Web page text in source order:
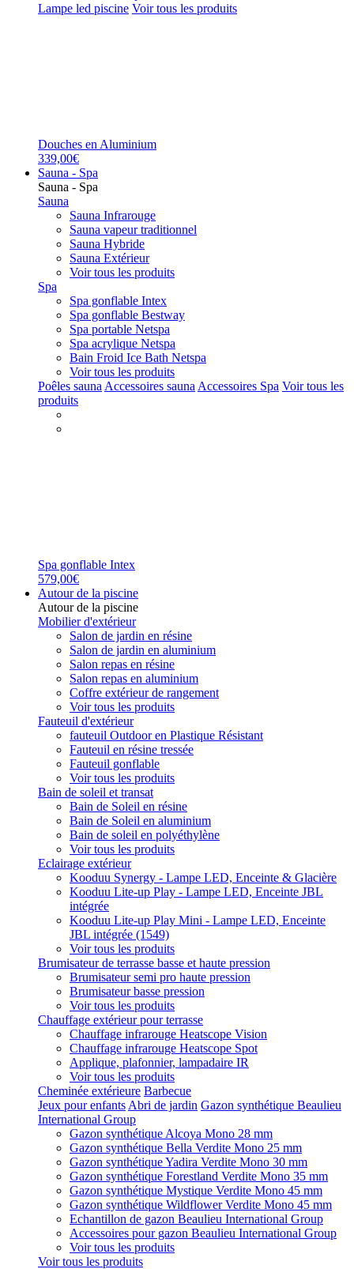
Lampe led piscine Voir tous les produits
Douches en Aluminium
339,00€
Sauna - Spa
Sauna - Spa
Sauna
Sauna Infrarouge
Sauna vapeur traditionnel
Sauna Hybride
Sauna Extérieur
Voir tous les produits
Spa
Spa gonflable Intex
Spa gonflable Bestway
Spa portable Netspa
Spa acrylique Netspa
Bain Froid Ice Bath Netspa
Voir tous les produits
Poêles sauna Accessoires sauna Accessoires Spa Voir tous les
produits
Spa gonflable Intex
579,00€
Autour de la piscine
Autour de la piscine
Mobilier d'extérieur
Salon de jardin en résine
Salon de jardin en aluminium
Salon repas en résine
Salon repas en aluminium
Coffre extérieur de rangement
Voir tous les produits
Fauteuil d'extérieur
fauteuil Outdoor en Plastique Résistant
Fauteuil en résine tressée
Fauteuil gonflable
Voir tous les produits
Bain de soleil et transat
Bain de Soleil en résine
Bain de Soleil en aluminium
Bain de soleil en polyéthylène
Voir tous les produits
Eclairage extérieur
Kooduu Synergy - Lampe LED, Enceinte & Glacière
Kooduu Lite-up Play - Lampe LED, Enceinte JBL
intégrée
Kooduu Lite-up Play Mini - Lampe LED, Enceinte
JBL intégrée (1549)
Voir tous les produits
Brumisateur de terrasse basse et haute pression
Brumisateur semi pro haute pression
Brumisateur basse pression
Voir tous les produits
Chauffage extérieur pour terrasse
Chauffage infrarouge Heatscope Vision
Chauffage infrarouge Heatscope Spot
Applique, plafonnier, lampadaire IR
Voir tous les produits
Cheminée extérieure Barbecue
Jeux pour enfants Abri de jardin Gazon synthétique Beaulieu
International Group
Gazon synthétique Alcoya Mono 28 mm
Gazon synthétique Bella Verdite Mono 25 mm
Gazon synthétique Yadira Verdite Mono 30 mm
Gazon synthétique Forestland Verdite Mono 35 mm
Gazon synthétique Mystique Verdite Mono 45 mm
Gazon synthétique Wildflower Verdite Mono 45 mm
Echantillon de gazon Beaulieu International Group
Accessoires pour gazon Beaulieu International Group
Voir tous les produits
Voir tous les produits